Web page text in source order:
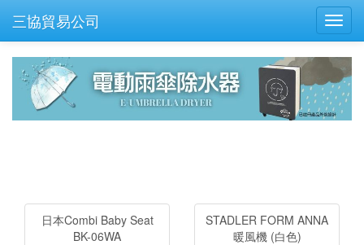
三協貿易公司
日本Combi Baby Seat
BK-06WA
STADLER FORM ANNA
暖風機 (白色)